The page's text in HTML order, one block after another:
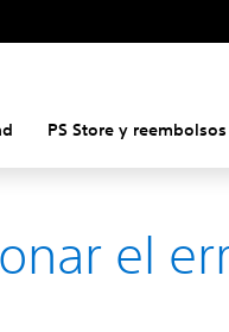
PS Store y reembolsos
el